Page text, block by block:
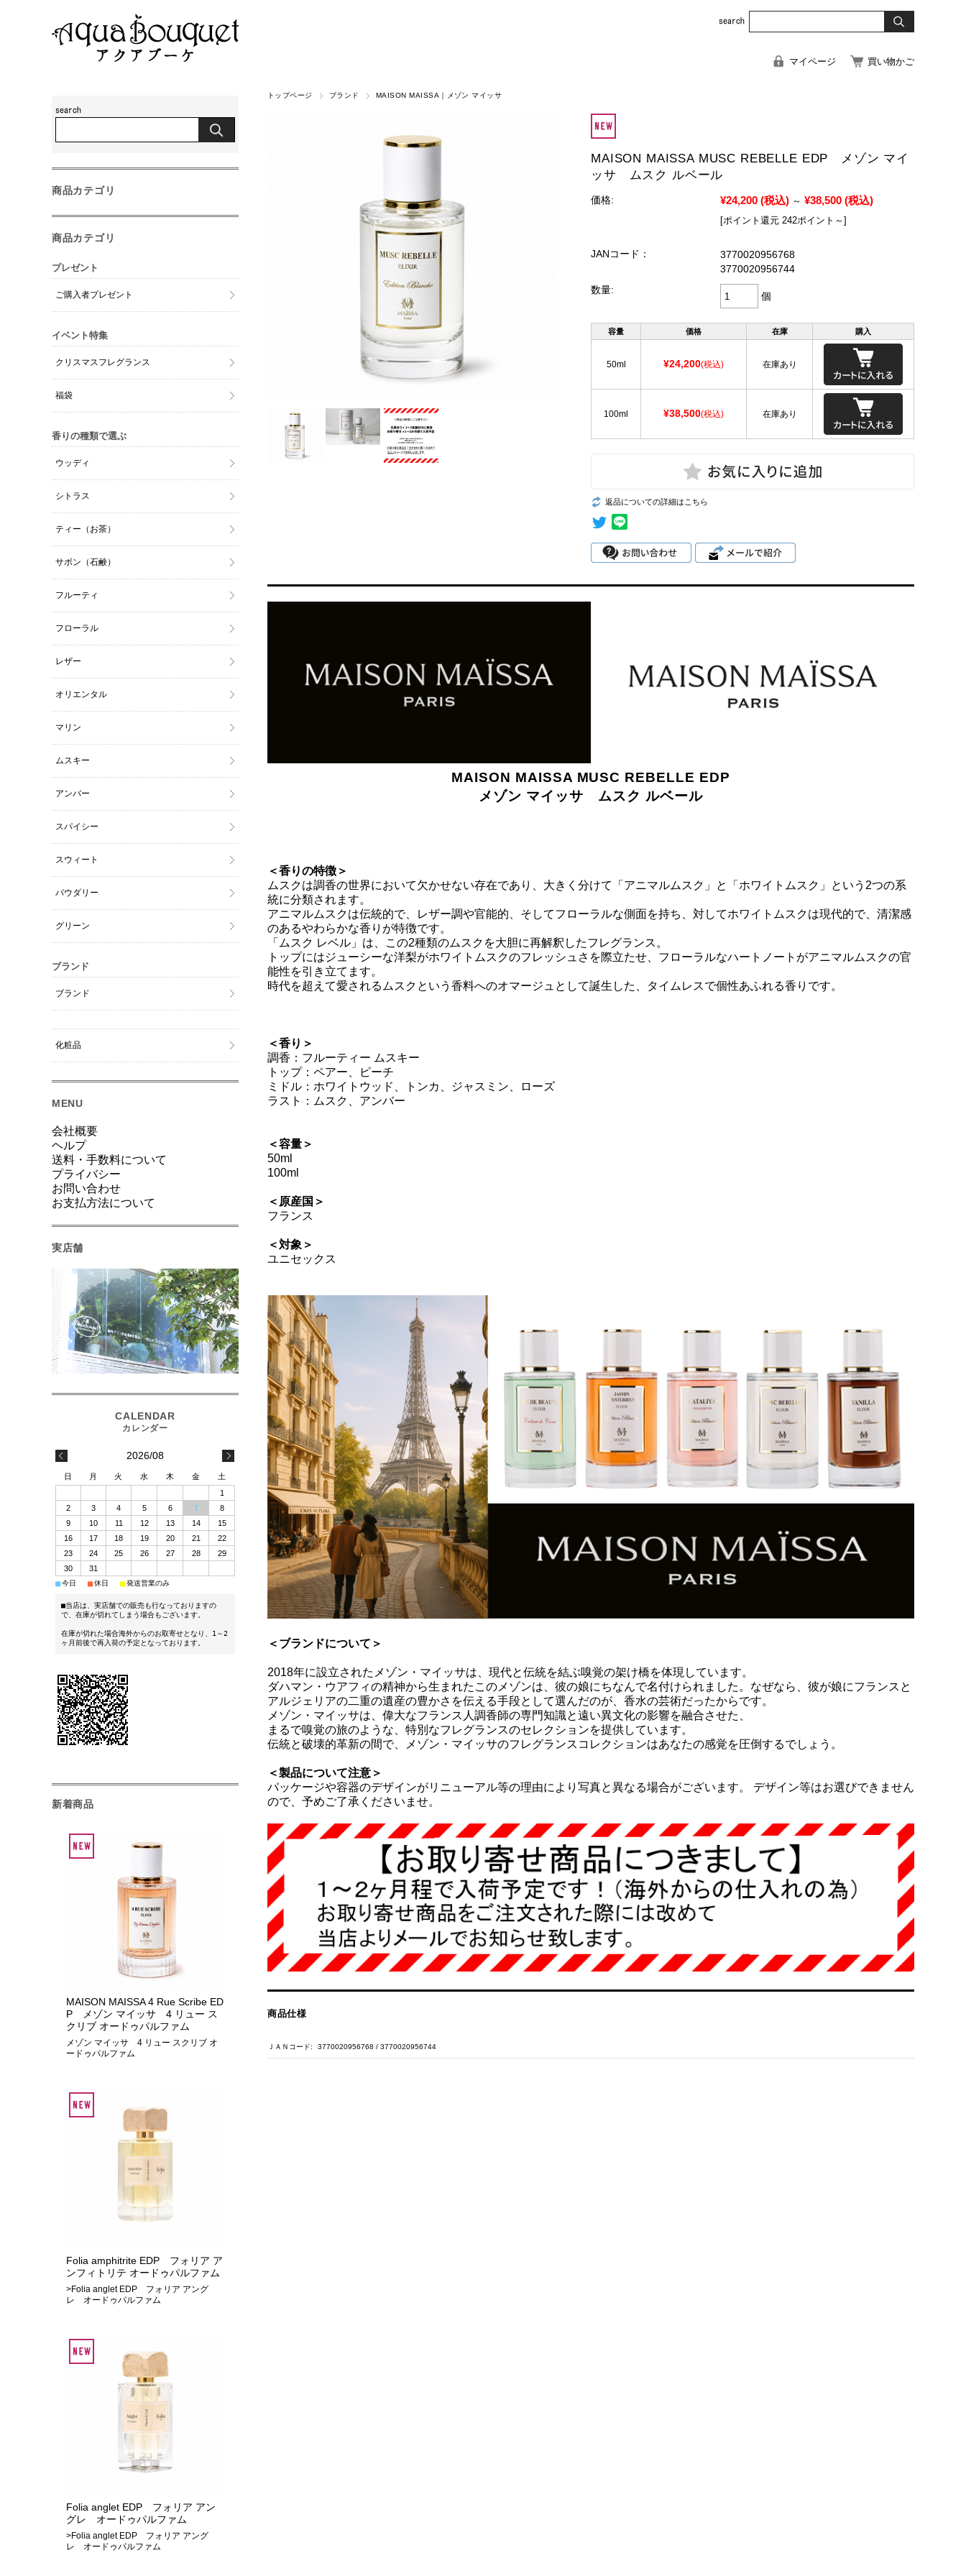
マイページ 買い物かご
トップページ ブランド MAISON MAISSA｜メゾン マイッサ
MAISON MAISSA MUSC REBELLE EDP メゾン マイ
ッサ ムスク ルベール
価格: ¥24,200 (税込) ～ ¥38,500 (税込)
[ポイント還元 242ポイント～]
JANコード：
3770020956768
3770020956744
数量:
個
容量 価格 在庫 購入
50ml ¥24,200(税込) 在庫あり
100ml ¥38,500(税込) 在庫あり
返品についての詳細はこちら
MAISON MAISSA MUSC REBELLE EDP
メゾン マイッサ ムスク ルベール
＜香りの特徴＞
ムスクは調香の世界において欠かせない存在であり、大きく分けて「アニマルムスク」と「ホワイトムスク」という2つの系
統に分類されます。
アニマルムスクは伝統的で、レザー調や官能的、そしてフローラルな側面を持ち、対してホワイトムスクは現代的で、清潔感
のあるやわらかな香りが特徴です。
「ムスク レベル」は、この2種類のムスクを大胆に再解釈したフレグランス。
トップにはジューシーな洋梨がホワイトムスクのフレッシュさを際立たせ、フローラルなハートノートがアニマルムスクの官
能性を引き立てます。
時代を超えて愛されるムスクという香料へのオマージュとして誕生した、タイムレスで個性あふれる香りです。
＜香り＞
調香：フルーティー ムスキー
トップ：ペアー、ピーチ
ミドル：ホワイトウッド、トンカ、ジャスミン、ローズ
ラスト：ムスク、アンバー
＜容量＞
50ml
100ml
＜原産国＞
フランス
＜対象＞
ユニセックス
＜ブランドについて＞
2018年に設立されたメゾン・マイッサは、現代と伝統を結ぶ嗅覚の架け橋を体現しています。
ダハマン・ウアフィの精神から生まれたこのメゾンは、彼の娘にちなんで名付けられました。なぜなら、彼が娘にフランスと
アルジェリアの二重の遺産の豊かさを伝える手段として選んだのが、香水の芸術だったからです。
メゾン・マイッサは、偉大なフランス人調香師の専門知識と遠い異文化の影響を融合させた、
まるで嗅覚の旅のような、特別なフレグランスのセレクションを提供しています。
伝統と破壊的革新の間で、メゾン・マイッサのフレグランスコレクションはあなたの感覚を圧倒するでしょう。
＜製品について注意＞
パッケージや容器のデザインがリニューアル等の理由により写真と異なる場合がございます。 デザイン等はお選びできません
ので、予めご了承くださいませ。
商品仕様
ＪＡＮコード: 3770020956768 / 3770020956744
商品カテゴリ
商品カテゴリ
プレゼント
ご購入者プレゼント
イベント特集
クリスマスフレグランス
福袋
香りの種類で選ぶ
ウッディ
シトラス
ティー（お茶）
サボン（石鹸）
フルーティ
フローラル
レザー
オリエンタル
マリン
ムスキー
アンバー
スパイシー
スウィート
パウダリー
グリーン
ブランド
ブランド
化粧品
MENU
会社概要
ヘルプ
送料・手数料について
プライバシー
お問い合わせ
お支払方法について
実店舗
2026/08
日 月 火 水 木 金
土
1
2
3 4 5 6 7
8
9
10 11 12 13 14
15
16
17 18 19 20 21
22
23
24 25 26 27 28
29
30
31
■今日 ■休日 ■発送営業のみ
■当店は、実店舗での販売も行なっておりますの
で、在庫が切れてしまう場合もございます。
在庫が切れた場合海外からのお取寄せとなり、1～2
ヶ月前後で再入荷の予定となっております。
新着商品
MAISON MAISSA 4 Rue Scribe ED
P メゾン マイッサ 4 リュー ス
クリブ オードゥパルファム
メゾン マイッサ 4 リュー スクリブ オ
ードゥパルファム
Folia amphitrite EDP フォリア ア
ンフィトリテ オードゥパルファム
>Folia anglet EDP フォリア アング
レ オードゥパルファム
Folia anglet EDP フォリア アン
グレ オードゥパルファム
>Folia anglet EDP フォリア アング
レ オードゥパルファム